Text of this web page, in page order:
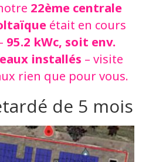
22ème centrale
était en cours
95.2 kWc, soit env.
installés – visite
rien que pour vous.
de 5 mois